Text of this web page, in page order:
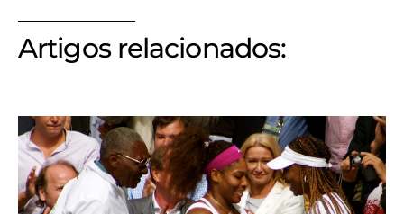
Artigos relacionados: